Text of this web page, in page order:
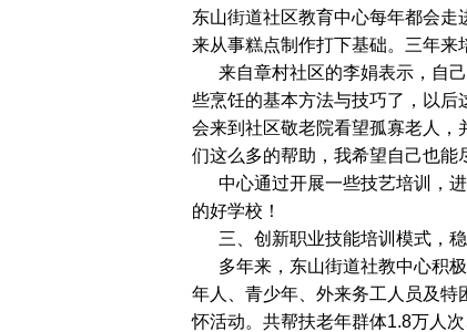
东山街道社区教育中心每年都会
来从事糕点制作打下基础。三年来
来自章村社区的李娟表示，自己
些烹饪的基本方法与技巧了，以后
会来到社区敬老院看望孤寡老人，
们这么多的帮助，我希望自己也能
中心通过开展一些技艺培训，进
的好学校！
三、创新职业技能培训模式，
多年来，东山街道社教中心积极
年人、青少年、外来务工人员及特
怀活动。共帮扶老年群体1.8万人